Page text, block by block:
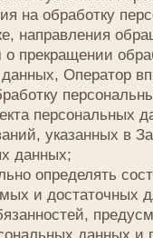
касающуюся обработки
за исключением
федеральными
субъекту
Оператором в доступной
содержаться
относящиеся к другим
данных, за исключением
законные основания для
данных. Перечень
ее получения установлен
данных;
уточнения его
их блокирования или
если персональные данные
устаревшими, неточными,
или не являются